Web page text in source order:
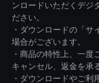
ンロードいただくデジ
ださい。
・ダウンロードの「サ
場合がございます。
・商品の特性上、一
キャンセル、返金を承
・ダウンロードやご利